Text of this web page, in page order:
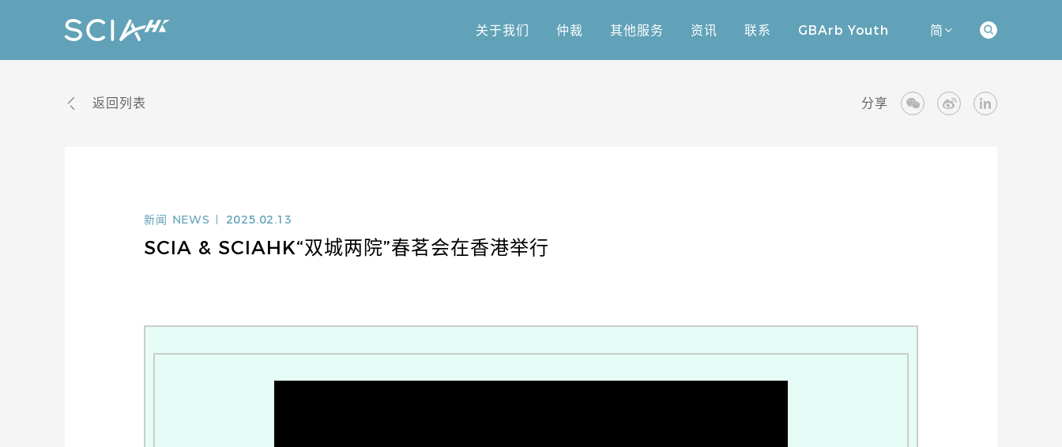
关于我们
仲裁
其他服务
资讯
联系
GBArb Youth
简
返回列表 分享
新闻 NEWS 2025.02.13
SCIA & SCIAHK“双城两院”春茗会在香港举行